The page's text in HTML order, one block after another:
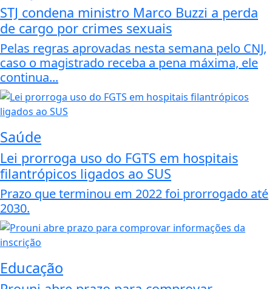
STJ condena ministro Marco Buzzi a perda
de cargo por crimes sexuais
Pelas regras aprovadas nesta semana pelo CNJ,
caso o magistrado receba a pena máxima, ele
continua...
Saúde
Lei prorroga uso do FGTS em hospitais
filantrópicos ligados ao SUS
Prazo que terminou em 2022 foi prorrogado até
2030.
Educação